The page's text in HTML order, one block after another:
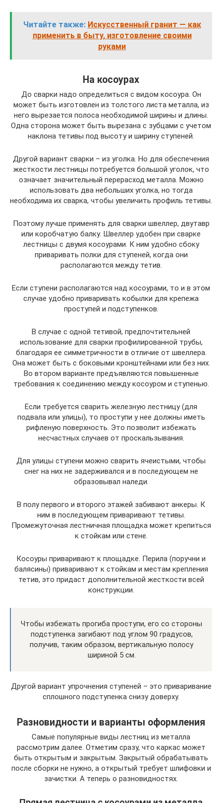
Читайте также: Искусственный гранит — как
применить в быту, изготовление своими
руками
На косоурах
До сварки надо определиться с видом косоура. Он
может быть изготовлен из толстого листа металла, из
него вырезается полоса необходимой ширины и длины.
Одна сторона может быть вырезана с зубцами с учетом
наклона тетивы под высоту и ширину ступеней.
Другой вариант сварки – из уголка. Но для обеспечения
жесткости лестницы потребуется большой уголок, что
означает значительный перерасход металла. Можно
использовать два небольших уголка, но тогда
необходима их сварка, чтобы увеличить профиль тетивы.
Поэтому лучше применять для сварки швеллер, двутавр
или коробчатую балку. Швеллер удобен при сварке
лестницы с двумя косоурами. К ним удобно сбоку
приваривать полки для ступеней, когда они
располагаются между тетив.
Если ступени располагаются над косоурами, то и в этом
случае удобно приваривать кобылки для крепежа
проступей и подступенков.
В случае с одной тетивой, предпочтительней
использование для сварки профилированной трубы,
благодаря ее симметричности в отличие от швеллера.
Она может быть с боковыми кронштейнами или без них.
Во втором варианте предъявляются повышенные
требования к соединению между косоуром и ступенью.
Если требуется сварить железную лестницу (для
подвала или улицы), то проступи у нее должны иметь
рифленую поверхность. Это позволит избежать
несчастных случаев от проскальзывания.
Для улицы ступени можно сварить ячеистыми, чтобы
снег на них не задерживался и в последующем не
образовывал наледи.
В полу первого и второго этажей забивают анкеры. К
ним в последующем приваривают тетивы.
Промежуточная лестничная площадка может крепиться
к стойкам или стене.
Косоуры приваривают к площадке. Перила (поручни и
балясины) приваривают к стойкам и местам крепления
тетив, это придаст дополнительной жесткости всей
конструкции.
Чтобы избежать прогиба проступи, его со стороны
подступенка загибают под углом 90 градусов,
получив, таким образом, вертикальную полосу
шириной 5 см.
Другой вариант упрочнения ступеней – это приваривание
сплошного подступенка снизу доверху.
Разновидности и варианты оформления
Самые популярные виды лестниц из металла
рассмотрим далее. Отметим сразу, что каркас может
быть открытым и закрытым. Закрытый обрабатывать
после сборки не нужно, а открытый требует шлифовки и
зачистки. А теперь о разновидностях.